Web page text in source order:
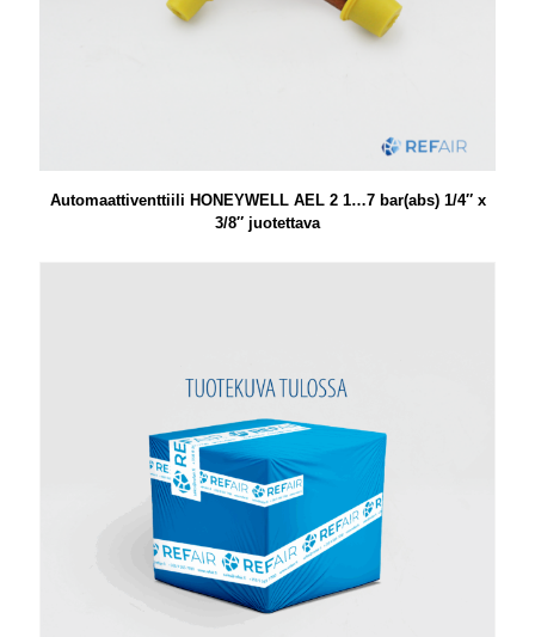
Automaattiventtiili HONEYWELL AEL 2 1…7 bar(abs) 1/4″ x
3/8″ juotettava